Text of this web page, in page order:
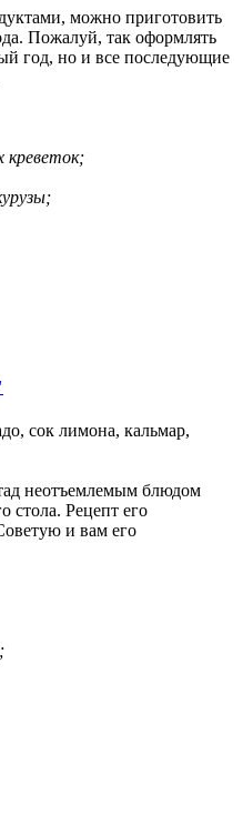
можно приготовить
Пожалуй, так оформлять
год, но и все последующие
креветок;
сок лимона, кальмар,
неотъемлемым блюдом
стола. Рецепт его
и вам его